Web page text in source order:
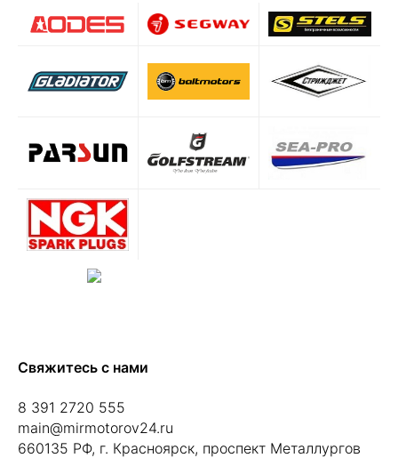
Свяжитесь с нами
8 391 2720 555
main@mirmotorov24.ru
660135 РФ, г. Красноярск, проспект Металлургов